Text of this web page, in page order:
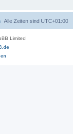
Alle Zeiten sind UTC+01:00
Limited